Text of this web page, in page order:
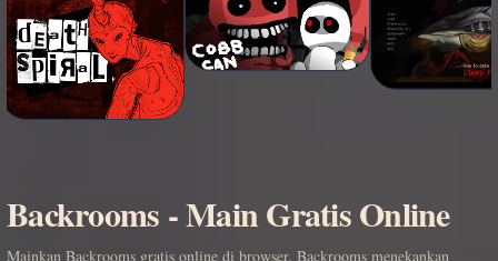
Backrooms - Main Gratis Online
Mainkan Backrooms gratis online di browser. Backrooms menekankan